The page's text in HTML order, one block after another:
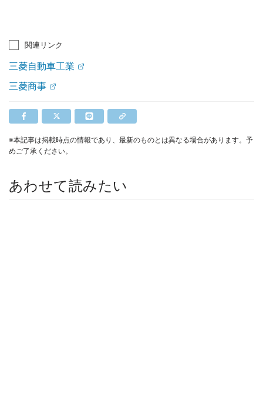
関連リンク
三菱自動車工業
三菱商事
※本記事は掲載時点の情報であり、最新のものとは異なる場合があります。予
めご了承ください。
あわせて読みたい